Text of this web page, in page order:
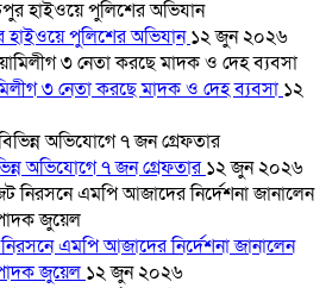
পুলিশের অভিযান১২ জুন ২০২৬
৩ নেতা করছে মাদক ও দেহ ব্যবসা ১২
অভিযোগে ৭ জন গ্রেফতার১২ জুন ২০২৬
এমপি আজাদের নির্দেশনা জানালেন
জুয়েল ১২ জুন ২০২৬